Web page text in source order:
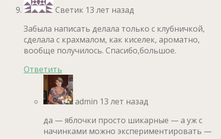
Светик 13 лет назад
Забыла написать делала только с клубничкой,
сделала с крахмалом, как киселек, ароматно,
вообще получилось. Спасибо,большое.
Ответить
admin 13 лет назад
да — яблочки просто шикарные — а уж с
начинками можно экспериментировать —